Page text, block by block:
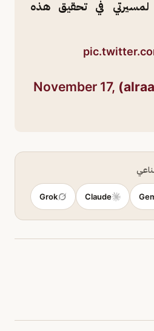
لمسيرتي في تحقيق هذه
November 17,
Claude
Grok